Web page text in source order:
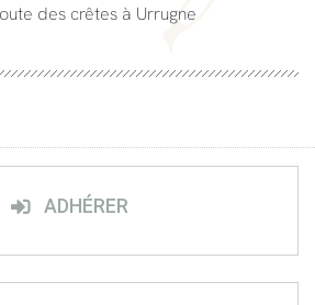
des crêtes à Urrugne
ADHÉRER